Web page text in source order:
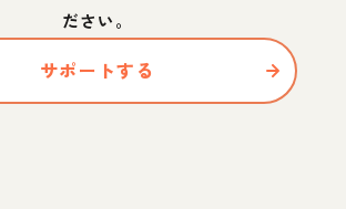
ださい。
サポートする